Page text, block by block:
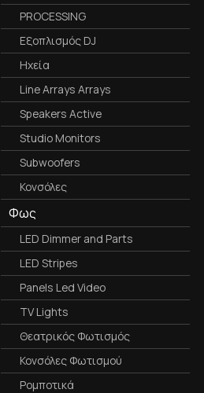
PROCESSING
Εξοπλισμός DJ
Ηχεία
Line Arrays Arrays
Speakers Active
Studio Monitors
Subwoofers
Κονσόλες
Φως
LED Dimmer and Parts
LED Stripes
Panels Led Video
TV Lights
Θεατρικός Φωτισμός
Κονσόλες Φωτισμού
Ρομποτικά